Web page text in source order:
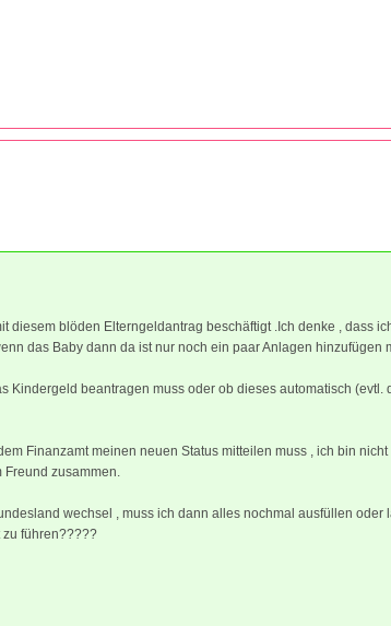
diesem blöden Elterngeldantrag beschäftigt .Ich denke , dass
das Baby dann da ist nur noch ein paar Anlagen hinzufügen
Kindergeld beantragen muss oder ob dieses automatisch (evtl.
Finanzamt meinen neuen Status mitteilen muss , ich bin nicht
Freund zusammen.
wechsel , muss ich dann alles nochmal ausfüllen oder
zu führen?????